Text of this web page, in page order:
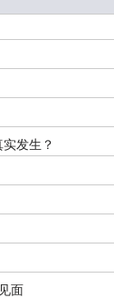
发生？
面